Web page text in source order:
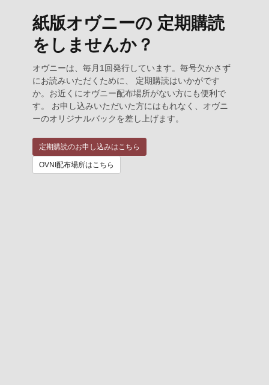
紙版オヴニーの 定期購読
をしませんか？
オヴニーは、毎月1回発行しています。毎号欠かさず
にお読みいただくために、 定期購読はいかがです
か。お近くにオヴニー配布場所がない方にも便利で
す。 お申し込みいただいた方にはもれなく、オヴニ
ーのオリジナルバックを差し上げます。
定期購読のお申し込みはこちら
OVNI配布場所はこちら